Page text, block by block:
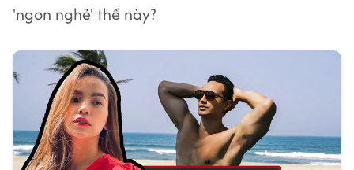
'ngon nghẻ' thế này?